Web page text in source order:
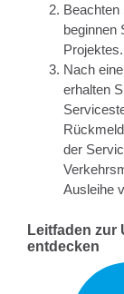
Beachten
beginnen
Projektes.
Nach
erhalten
der
Ausleihe
Leitfaden zur
entdecken